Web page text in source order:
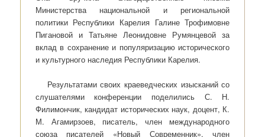
Министерства национальной и региональной
политики Республики Карелия Галине Трофимовне
Пигановой и Татьяне Леонидовне Румянцевой за
вклад в сохранение и популяризацию исторического
и культурного наследия Республики Карелия.
Результатами своих краеведческих изысканий со
слушателями конференции поделились С. Н.
Филимончик, кандидат исторических наук, доцент, К.
М. Агамирзоев, писатель, член международного
союза писателей «Новый Современник», член